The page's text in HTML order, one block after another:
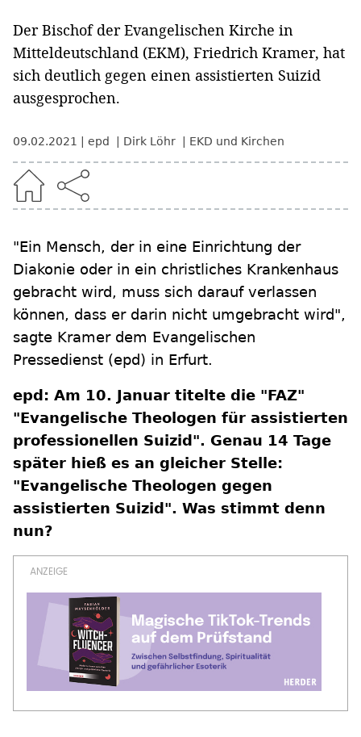
Der Bischof der Evangelischen Kirche in
Mitteldeutschland (EKM), Friedrich Kramer, hat
sich deutlich gegen einen assistierten Suizid
ausgesprochen.
09.02.2021 epd Dirk Löhr EKD und Kirchen
"Ein Mensch, der in eine Einrichtung der
Diakonie oder in ein christliches Krankenhaus
gebracht wird, muss sich darauf verlassen
können, dass er darin nicht umgebracht wird",
sagte Kramer dem Evangelischen
Pressedienst (epd) in Erfurt.
epd: Am 10. Januar titelte die "FAZ"
"Evangelische Theologen für assistierten
professionellen Suizid". Genau 14 Tage
später hieß es an gleicher Stelle:
"Evangelische Theologen gegen
assistierten Suizid". Was stimmt denn
nun?